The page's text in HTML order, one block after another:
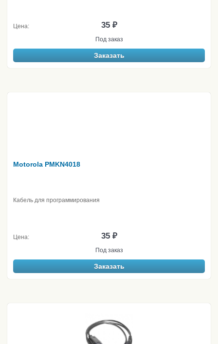
Цена: 35 ₽
Под заказ
Заказать
Motorola PMKN4018
Кабель для программирования
Цена: 35 ₽
Под заказ
Заказать